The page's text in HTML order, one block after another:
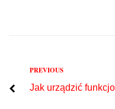
Nawigacja
wpisu
Previous
PREVIOUS
Jak urządzić